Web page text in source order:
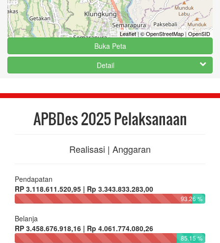
Leaflet|© OpenStreetMap|OpenSID
Buka Peta
Detail
APBDes 2025 Pelaksanaan
Realisasi | Anggaran
Pendapatan
RP 3.118.611.520,95 | Rp 3.343.833.283,00
93.26 %
Belanja
RP 3.458.676.918,16 | Rp 4.061.774.080,26
85.15 %